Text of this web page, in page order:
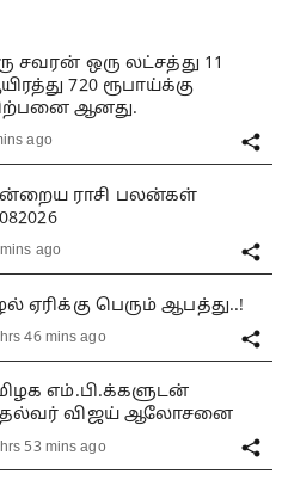
சவரன் ஒரு லட்சத்து 11
720 ரூபாய்க்கு
ஆனது.
ago
ராசி பலன்கள்
ago
ஏரிக்கு பெரும் ஆபத்து..!
46 mins ago
எம்.பி.க்களுடன்
விஜய் ஆலோசனை
53 mins ago